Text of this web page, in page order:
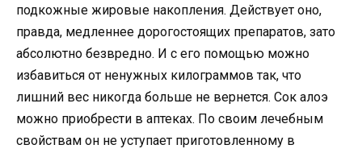
подкожные жировые накопления. Действует оно,
правда, медленнее дорогостоящих препаратов, зато
абсолютно безвредно. И с его помощью можно
избавиться от ненужных килограммов так, что
лишний вес никогда больше не вернется. Сок алоэ
можно приобрести в аптеках. По своим лечебным
свойствам он не уступает приготовленному в